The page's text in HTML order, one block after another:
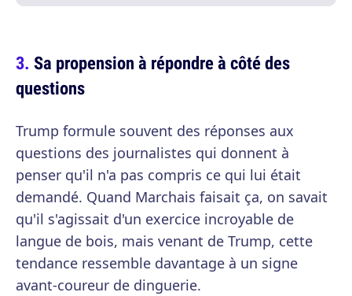
Sa propension à répondre à côté des
questions
Trump formule souvent des réponses aux
questions des journalistes qui donnent à
penser qu'il n'a pas compris ce qui lui était
demandé. Quand Marchais faisait ça, on savait
qu'il s'agissait d'un exercice incroyable de
langue de bois, mais venant de Trump, cette
tendance ressemble davantage à un signe
avant-coureur de dinguerie.